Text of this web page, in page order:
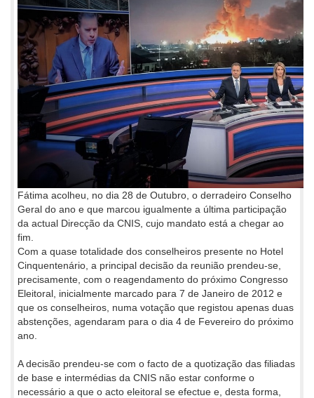
Fátima acolheu, no dia 28 de Outubro, o derradeiro Conselho
Geral do ano e que marcou igualmente a última participação
da actual Direcção da CNIS, cujo mandato está a chegar ao
fim.
Com a quase totalidade dos conselheiros presente no Hotel
Cinquentenário, a principal decisão da reunião prendeu-se,
precisamente, com o reagendamento do próximo Congresso
Eleitoral, inicialmente marcado para 7 de Janeiro de 2012 e
que os conselheiros, numa votação que registou apenas duas
abstenções, agendaram para o dia 4 de Fevereiro do próximo
ano.
A decisão prendeu-se com o facto de a quotização das filiadas
de base e intermédias da CNIS não estar conforme o
necessário a que o acto eleitoral se efectue e, desta forma,